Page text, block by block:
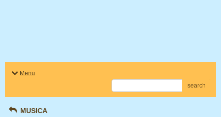
Menu
search
MUSICA